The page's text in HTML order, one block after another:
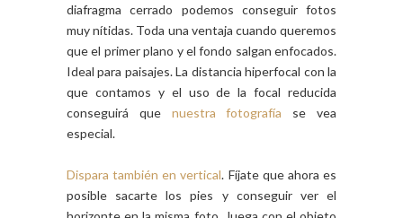
diafragma cerrado podemos conseguir fotos
muy nítidas. Toda una ventaja cuando queremos
que el primer plano y el fondo salgan enfocados.
Ideal para paisajes. La distancia hiperfocal con la
que contamos y el uso de la focal reducida
conseguirá que nuestra fotografía se vea
especial.
Dispara también en vertical. Fíjate que ahora es
posible sacarte los pies y conseguir ver el